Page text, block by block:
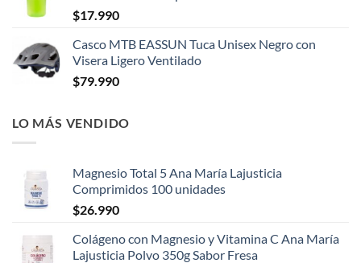
$17.990
Casco MTB EASSUN Tuca Unisex Negro con
Visera Ligero Ventilado
$79.990
LO MÁS VENDIDO
Magnesio Total 5 Ana María Lajusticia
Comprimidos 100 unidades
$26.990
Colágeno con Magnesio y Vitamina C Ana María
Lajusticia Polvo 350g Sabor Fresa